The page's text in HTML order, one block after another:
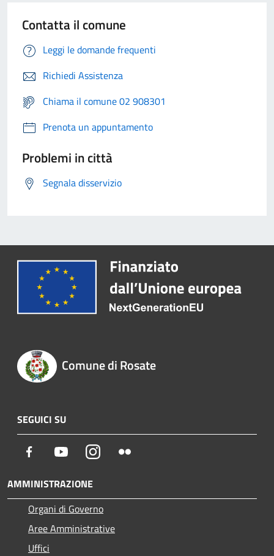
Contatta il comune
Leggi le domande frequenti
Richiedi Assistenza
Chiama il comune 02 908301
Prenota un appuntamento
Problemi in città
Segnala disservizio
Comune di Rosate
SEGUICI SU
Facebook YoutubeInstagram
AMMINISTRAZIONE
Organi di Governo
Aree Amministrative
Uffici